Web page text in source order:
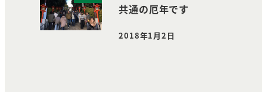
共通の厄年です
投稿日
2018年1月2日